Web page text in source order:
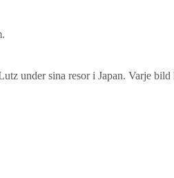
under sina resor i Japan. Varje